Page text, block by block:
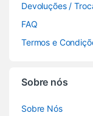
Devoluções /
FAQ
Termos e
Sobre nós
Sobre Nós